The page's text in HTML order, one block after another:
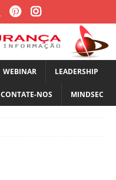
WEBINAR LEADERSHIP
CONTATE-NOS MINDSEC